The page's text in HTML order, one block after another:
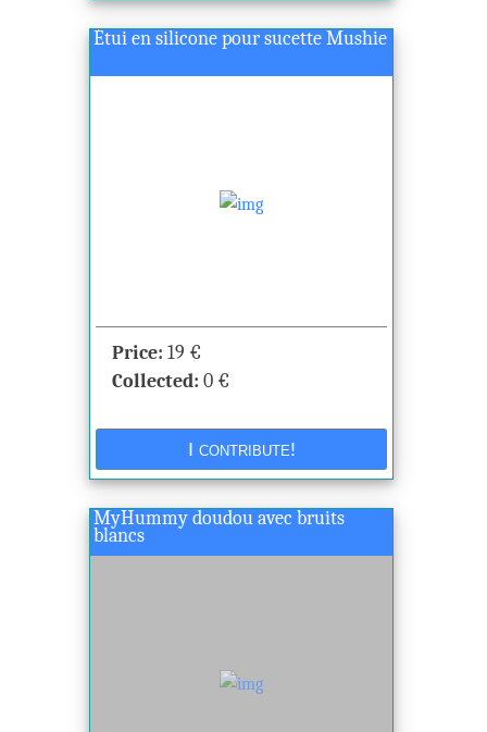
Étui en silicone pour sucette Mushie
Price: 19 €
Collected: 0 €
MyHummy doudou avec bruits
blancs